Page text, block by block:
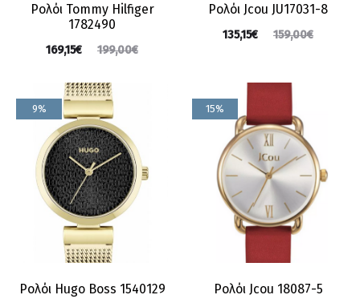
Ρολόι Tommy Hilfiger
1782490
199,00€
169,15€
Ρολόι Jcou JU17031-8
159,00€
135,15€
9%
Ρολόι Hugo Boss 1540129
15%
Ρολόι Jcou 18087-5